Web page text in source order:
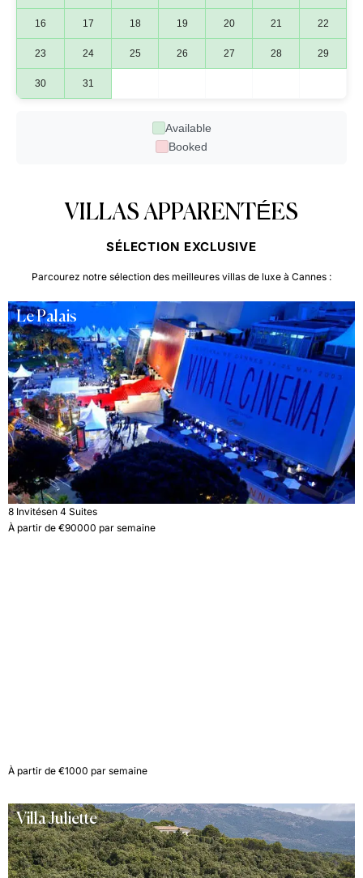
16 17 18 19 20 21 22
23 24 25 26 27 28 29
30 31
Available
Booked
VILLAS APPARENTÉES
SÉLECTION EXCLUSIVE
Parcourez notre sélection des meilleures villas de luxe à Cannes :
Le Palais
8 Invitésen 4 Suites
À partir de €90000 par semaine
À partir de €1000 par semaine
Villa Juliette